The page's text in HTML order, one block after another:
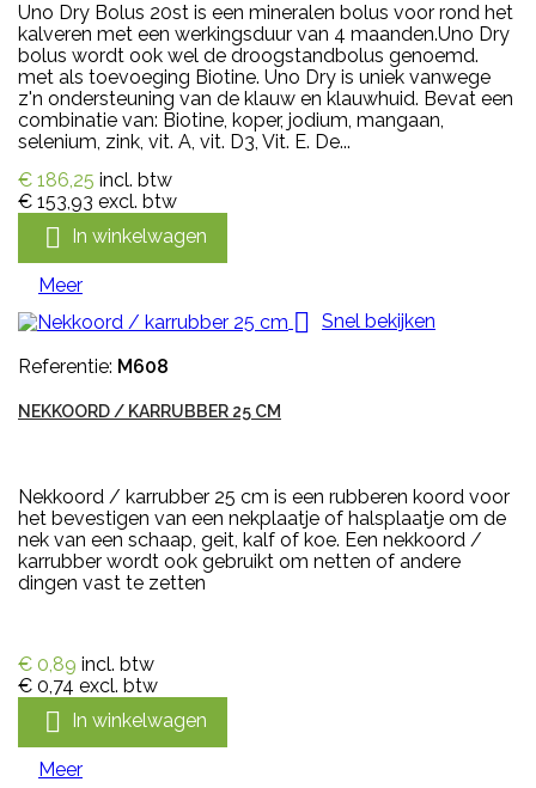
Uno Dry Bolus 20st is een mineralen bolus voor rond het
kalveren met een werkingsduur van 4 maanden.Uno Dry
bolus wordt ook wel de droogstandbolus genoemd.
met als toevoeging Biotine. Uno Dry is uniek vanwege
z'n ondersteuning van de klauw en klauwhuid. Bevat een
combinatie van: Biotine, koper, jodium, mangaan,
selenium, zink, vit. A, vit. D3, Vit. E. De...
€ 186,25 incl. btw
€ 153,93 excl. btw
 In winkelwagen
Meer

Snel bekijken
Referentie: M608
NEKKOORD / KARRUBBER 25 CM
Nekkoord / karrubber 25 cm is een rubberen koord voor
het bevestigen van een nekplaatje of halsplaatje om de
nek van een schaap, geit, kalf of koe. Een nekkoord /
karrubber wordt ook gebruikt om netten of andere
dingen vast te zetten
€ 0,89 incl. btw
€ 0,74 excl. btw
 In winkelwagen
Meer